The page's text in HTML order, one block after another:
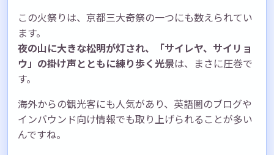
この火祭りは、京都三大奇祭の一つにも数えられてい
ます。
夜の山に大きな松明が灯され、「サイレヤ、サイリョ
ウ」の掛け声とともに練り歩く光景は、まさに圧巻で
す。
海外からの観光客にも人気があり、英語圏のブログや
インバウンド向け情報でも取り上げられることが多い
んですね。